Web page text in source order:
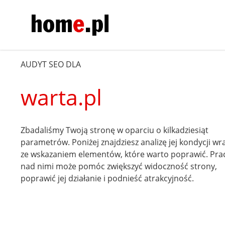
AUDYT SEO DLA
warta.pl
Zbadaliśmy Twoją stronę w oparciu o kilkadziesiąt
parametrów. Poniżej znajdziesz analizę jej kondycji
ze wskazaniem elementów, które warto poprawić.
nad nimi może pomóc zwiększyć widoczność strony,
poprawić jej działanie i podnieść atrakcyjność.